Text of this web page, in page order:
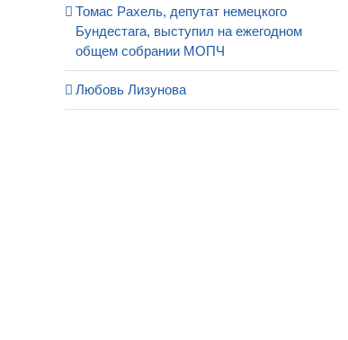
Томас Рахель, депутат немецкого
Бундестага, выступил на ежегодном
общем собрании МОПЧ
Любовь Лизунова